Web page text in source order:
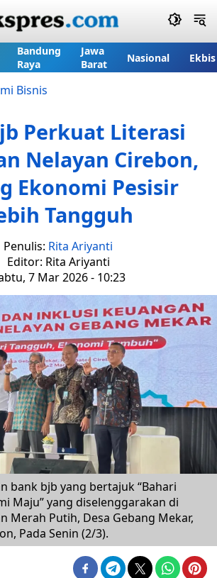
Bandung
Raya
Jawa
Barat
Nasional Ekbis
Bisnis
Perkuat Literasi
Nelayan Cirebon,
Ekonomi Pesisir
Tangguh
Penulis: Rita Ariyanti
Editor: Rita Ariyanti
7 Mar 2026 - 10:23
bank bjb yang bertajuk “Bahari
Maju” yang diselenggarakan di
Merah Putih, Desa Gebang Mekar,
Pada Senin (2/3).